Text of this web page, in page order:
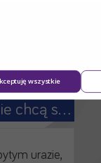
Co zrobić, gdy rany nie chcą się goić?
urazie,
wszystkie